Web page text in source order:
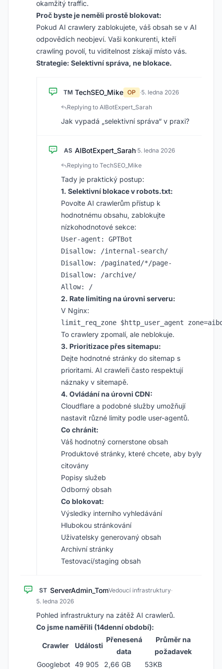
okamžitý traffic.
Proč byste je neměli prostě blokovat:
Pokud AI crawlery zablokujete, váš obsah se v AI
odpovědích neobjeví. Vaši konkurenti, kteří
crawling povolí, tu viditelnost získají místo vás.
Strategie: Selektivní správa, ne blokace.
TM TechSEO_Mike OP ·5. ledna 2026
Replying to AIBotExpert_Sarah
Jak vypadá „selektivní správa“ v praxi?
AS AIBotExpert_Sarah·5. ledna 2026
Replying to TechSEO_Mike
Tady je praktický postup:
1. Selektivní blokace v robots.txt:
Povolte AI crawlerům přístup k
hodnotnému obsahu, zablokujte
nízkohodnotové sekce:
User-agent: GPTBot
Disallow: /internal-search/
Disallow: /paginated/*/page-
Disallow: /archive/
2. Rate limiting na úrovni serveru:
V Nginx:
To crawlery zpomalí, ale neblokuje.
3. Prioritizace přes sitemapu:
Dejte hodnotné stránky do sitemap s
prioritami. AI crawleři často respektují
náznaky v sitemapě.
4. Ovládání na úrovni CDN:
Cloudflare a podobné služby umožňují
nastavit různé limity podle user-agentů.
Co chránit:
Váš hodnotný cornerstone obsah
Produktové stránky, které chcete, aby byly
citovány
Popisy služeb
Odborný obsah
Co blokovat:
Výsledky interního vyhledávání
Hlubokou stránkování
Uživatelsky generovaný obsah
Archivní stránky
Testovací/staging obsah
ST ServerAdmin_TomVedoucí infrastruktury·
5. ledna 2026
Pohled infrastruktury na zátěž AI crawlerů.
Co jsme naměřili (14denní období):
Crawler Události
Přenesená
data
Průměr na
požadavek
Googlebot 49 905 2,66 GB 53KB